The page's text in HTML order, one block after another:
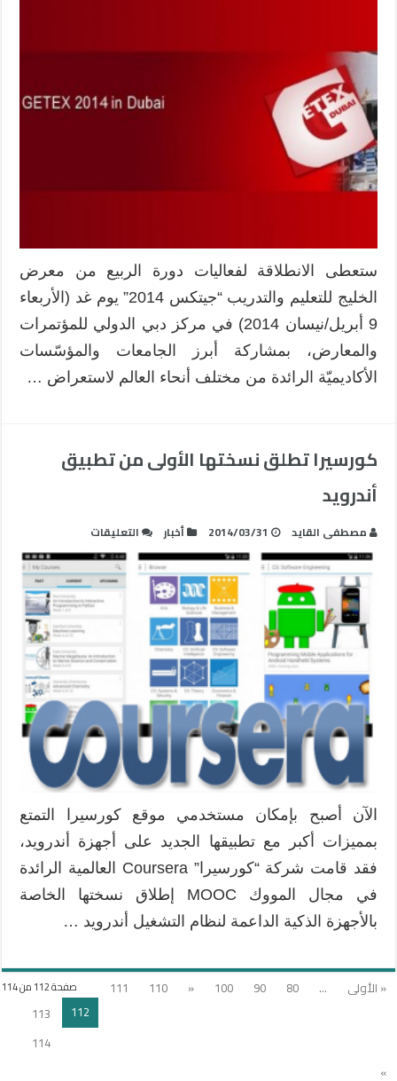
الخليج
والتدريب
جيتكس
ستعطى الانطلاقة لفعاليات دورة الربيع من معرض
الخليج للتعليم والتدريب “جيتكس 2014” يوم غد (الأربعاء
9 أبريل/نيسان 2014) في مركز دبي الدولي للمؤتمرات
والمعارض، بمشاركة أبرز الجامعات والمؤسّسات
الأكاديميّة الرائدة من مختلف أنحاء العالم لاستعراض …
كورسيرا تطلق نسختها الأولى من تطبيق
أندرويد
مصطفى القايد 2014/03/31 أخبار التعليقات
كورسيرا
تطلق
نسختها
الأولى
من
تطبيق
أندرويد
مغلقة
الآن أصبح بإمكان مستخدمي موقع كورسيرا التمتع
بمميزات أكبر مع تطبيقها الجديد على أجهزة أندرويد،
فقد قامت شركة “كورسيرا” Coursera العالمية الرائدة
في مجال المووك MOOC إطلاق نسختها الخاصة
بالأجهزة الذكية الداعمة لنظام التشغيل أندرويد …
صفحة 112 من 114 « الأولى ...
80
90
100
«
110
111
112
113
114
»